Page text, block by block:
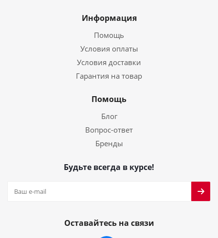
Информация
Помощь
Условия оплаты
Условия доставки
Гарантия на товар
Помощь
Блог
Вопрос-ответ
Бренды
Будьте всегда в курсе!
Оставайтесь на связи